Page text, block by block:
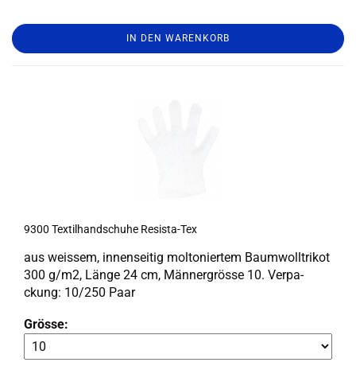
IN DEN WARENKORB
9300 Tex­til­hand­schu­he Resista-​​Tex
aus weis­sem, in­nen­sei­tig mol­to­nier­tem Baum­woll­tri­kot
300 g/m2, Länge 24 cm, Män­ner­grös­se 10. Ver­pa­
ckung: 10/250 Paar
Grösse: